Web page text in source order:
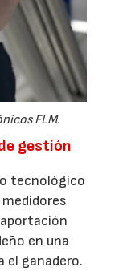
FLM.
gestión
tecnológico
en una
el ganadero.